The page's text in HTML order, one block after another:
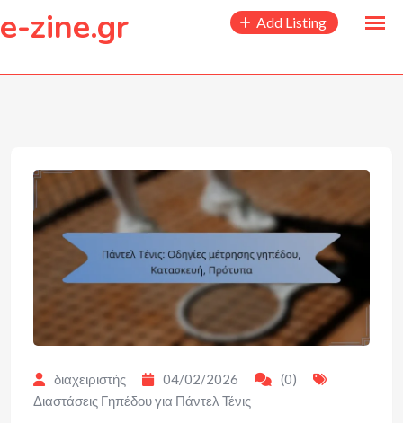
content
e-zine.gr Add Listing
διαχειριστής 04/02/2026
(0)
Διαστάσεις Γηπέδου για Πάντελ Τένις